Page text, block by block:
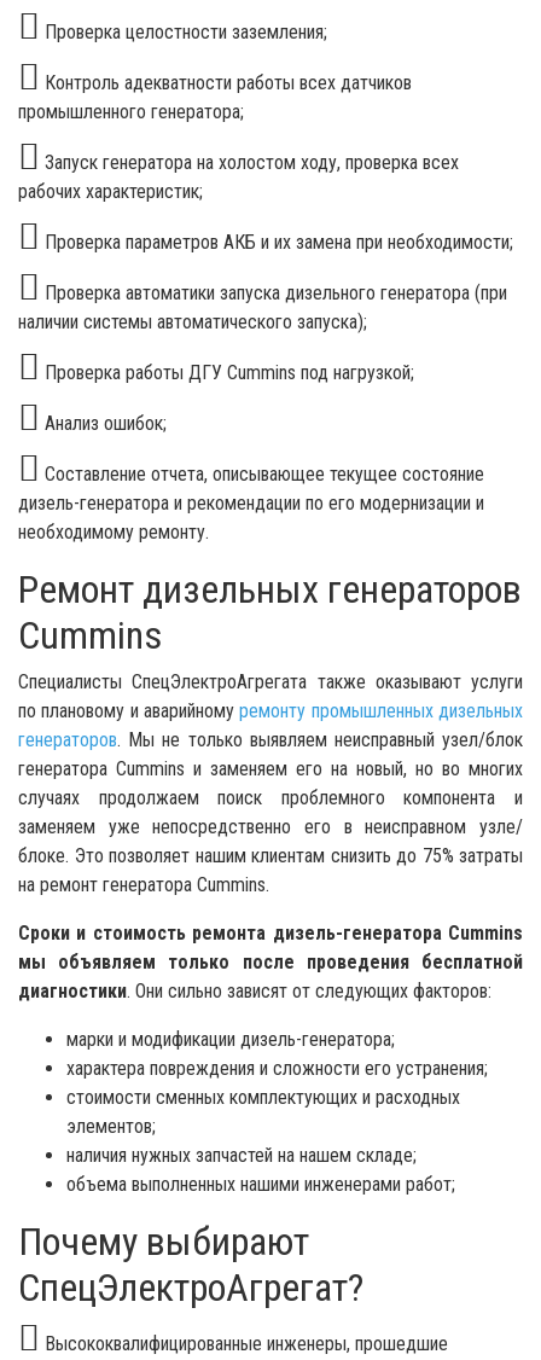
Проверка целостности заземления;
Контроль адекватности работы всех датчиков
промышленного генератора;
Запуск генератора на холостом ходу, проверка всех
рабочих характеристик;
Проверка параметров АКБ и их замена при необходимости;
Проверка автоматики запуска дизельного генератора (при
наличии системы автоматического запуска);
Проверка работы ДГУ Cummins под нагрузкой;
Анализ ошибок;
Составление отчета, описывающее текущее состояние
дизель-генератора и рекомендации по его модернизации и
необходимому ремонту.
Ремонт дизельных генераторов
Cummins
Специалисты СпецЭлектроАгрегата также оказывают услуги
по плановому и аварийномуремонту промышленных дизельных
генераторов. Мы не только выявляем неисправный узел/блок
генератора Cummins и заменяем его на новый, но во многих
случаях продолжаем поиск проблемного компонента и
заменяем уже непосредственно его в неисправном узле/
блоке. Это позволяет нашим клиентам снизить до 75% затраты
на ремонт генератора Cummins.
Сроки и стоимость ремонта дизель-генератора Cummins
мы объявляем только после проведения бесплатной
диагностики. Они сильно зависят от следующих факторов:
марки и модификации дизель-генератора;
характера повреждения и сложности его устранения;
стоимости сменных комплектующих и расходных
элементов;
наличия нужных запчастей на нашем складе;
объема выполненных нашими инженерами работ;
Почему выбирают
СпецЭлектроАгрегат?
Высококвалифицированные инженеры, прошедшие